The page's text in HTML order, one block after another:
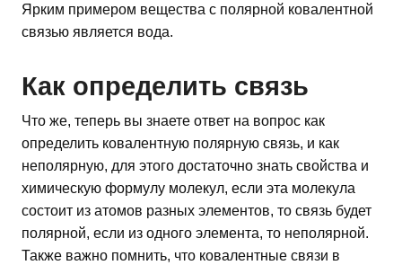
Ярким примером вещества с полярной ковалентной
связью является вода.
Как определить связь
Что же, теперь вы знаете ответ на вопрос как
определить ковалентную полярную связь, и как
неполярную, для этого достаточно знать свойства и
химическую формулу молекул, если эта молекула
состоит из атомов разных элементов, то связь будет
полярной, если из одного элемента, то неполярной.
Также важно помнить, что ковалентные связи в